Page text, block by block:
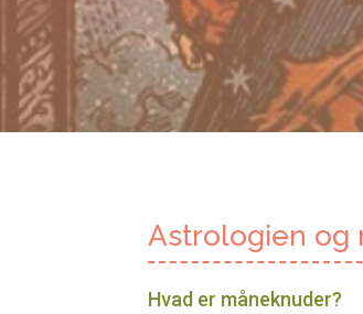
Astrologien og
Hvad er måneknuder?